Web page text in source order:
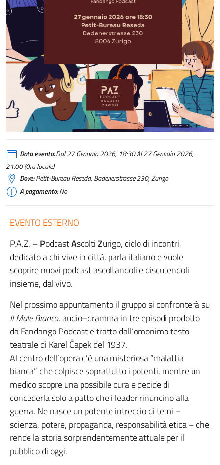
Data evento:Dal 27 Gennaio 2026, 18:30 Al 27 Gennaio 2026,
21:00 (Ora locale)
Dove:Petit-Bureau Reseda, Badenerstrasse 230, Zurigo
A pagamento:No
EVENTO ESTERNO
P.A.Z. –PodcastAscoltiZurigo, ciclo di incontri
dedicato a chi vive in città, parla italiano e vuole
scoprire nuovi podcast ascoltandoli e discutendoli
insieme, dal vivo.
Nel prossimo appuntamento il gruppo si confronterà su
Il Male Bianco, audio–dramma in tre episodi prodotto
da Fandango Podcast e tratto dall’omonimo testo
teatrale di Karel Čapek del 1937.
Al centro dell’opera c’è una misteriosa “malattia
bianca” che colpisce soprattutto i potenti, mentre un
medico scopre una possibile cura e decide di
concederla solo a patto che i leader rinuncino alla
guerra. Ne nasce un potente intreccio di temi –
scienza, potere, propaganda, responsabilità etica – che
rende la storia sorprendentemente attuale per il
pubblico di oggi.